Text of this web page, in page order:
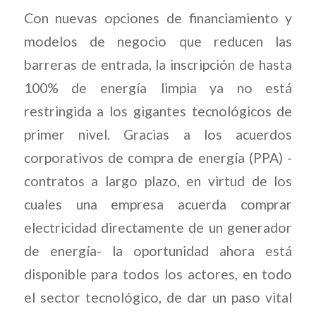
Con nuevas opciones de financiamiento y
modelos de negocio que reducen las
barreras de entrada, la inscripción de hasta
100% de energía limpia ya no está
restringida a los gigantes tecnológicos de
primer nivel. Gracias a los acuerdos
corporativos de compra de energía (PPA) -
contratos a largo plazo, en virtud de los
cuales una empresa acuerda comprar
electricidad directamente de un generador
de energía- la oportunidad ahora está
disponible para todos los actores, en todo
el sector tecnológico, de dar un paso vital